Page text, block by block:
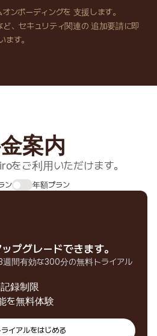
ンボーディングを 支援します。
、セキュリティ関連の 追加要請に即
す。
案内
をご利用いただけます。
ン 年額プラン
プグレードできます。
週間有効な300分の無料トライアル
録制限
を無料体験
イアルをはじめる